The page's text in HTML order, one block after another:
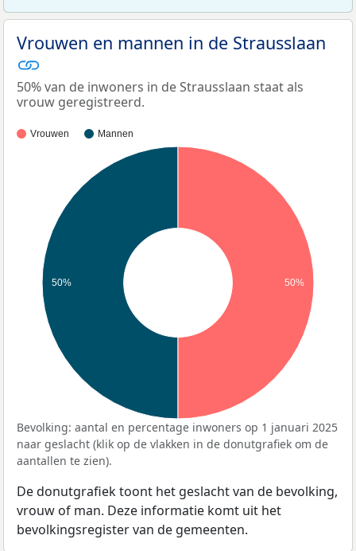
Vrouwen en mannen in de Strausslaan
50% van de inwoners in de Strausslaan staat als
vrouw geregistreerd.
Vrouwen Mannen
50% 50%
Bevolking: aantal en percentage inwoners op 1 januari 2025
naar geslacht (klik op de vlakken in de donutgrafiek om de
aantallen te zien).
De donutgrafiek toont het geslacht van de bevolking,
vrouw of man. Deze informatie komt uit het
bevolkingsregister van de gemeenten.